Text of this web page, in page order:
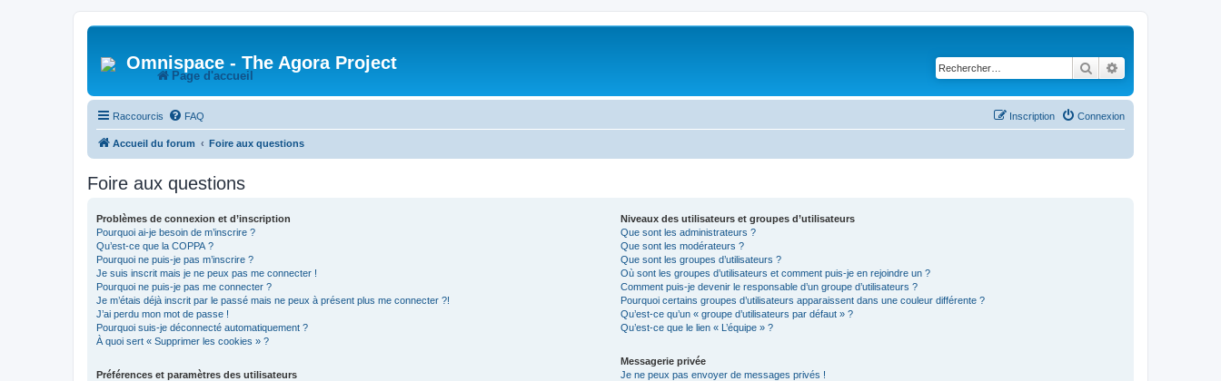
Omnispace - The Agora Project
Page d'accueil
Rechercher
Raccourcis FAQ Connexion
Inscription
Accueil du forum Foire aux questions
Foire aux questions
Problèmes de connexion et d’inscription
Pourquoi ai-je besoin de m’inscrire ?
Qu’est-ce que la COPPA ?
Pourquoi ne puis-je pas m’inscrire ?
Je suis inscrit mais je ne peux pas me connecter !
Pourquoi ne puis-je pas me connecter ?
Je m’étais déjà inscrit par le passé mais ne peux à présent plus me connecter ?!
J’ai perdu mon mot de passe !
Pourquoi suis-je déconnecté automatiquement ?
À quoi sert « Supprimer les cookies » ?
Préférences et paramètres des utilisateurs
Niveaux des utilisateurs et groupes d’utilisateurs
Que sont les administrateurs ?
Que sont les modérateurs ?
Que sont les groupes d’utilisateurs ?
Où sont les groupes d’utilisateurs et comment puis-je en rejoindre un ?
Comment puis-je devenir le responsable d’un groupe d’utilisateurs ?
Pourquoi certains groupes d’utilisateurs apparaissent dans une couleur différente ?
Qu’est-ce qu’un « groupe d’utilisateurs par défaut » ?
Qu’est-ce que le lien « L’équipe » ?
Messagerie privée
Je ne peux pas envoyer de messages privés !